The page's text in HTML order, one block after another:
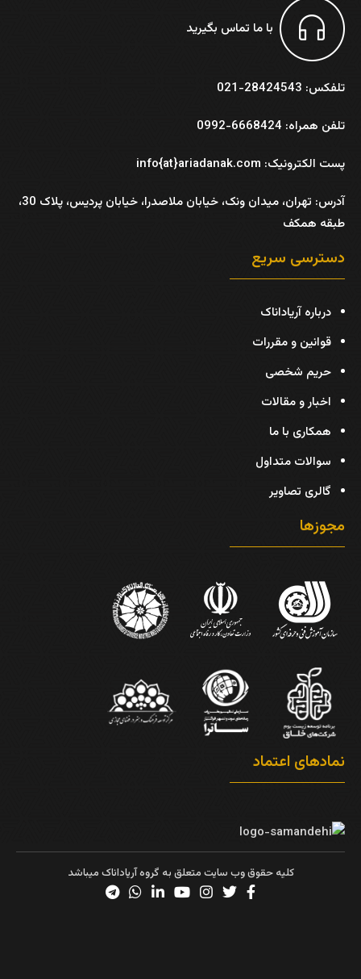
با ما تماس بگیرید
تلفکس: 28424543-021
تلفن همراه: 6668424-0992
پست الکترونیک: info{at}ariadanak.com
آدرس:
تهران، میدان ونک، خیابان ملاصدرا، خیابان پردیس، پلاک 30،
طبقه همکف
دسترسی سریع
درباره آریاداناک
قوانین و مقررات
حریم شخصی
اخبار و مقالات
همکاری با ما
سوالات متداول
گالری تصاویر
مجوزها
نمادهای اعتماد
کلیه حقوق وب سایت متعلق به گروه آریاداناک میباشد